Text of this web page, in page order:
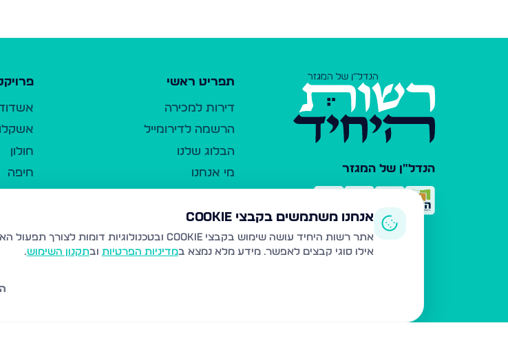
הנדל"ן של המגזר
תפריט ראשי
דירות למכירה
הרשמה לדירומייל
הבלוג שלנו
מי אנחנו
כלי עזר
פרסום ברשות היחיד
משרדי תיווך
חולון
חיפה
נהריה
עמנואל
אנחנו משתמשים בקבצי Cookie
אתר רשות היחיד עושה שימוש בקבצי Cookie ובטכנולוגיות דומות לצורך תפעול האתר, שיפור חוויית המשתמש, ניתוח שימוש ושיווק מותאם.
אילו סוגי קבצים לאפשר. מידע מלא נמצא במדיניות הפרטיות ובתקנון השימוש.